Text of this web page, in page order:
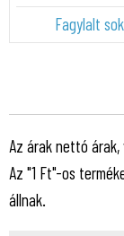
Fagylalt
Az árak nettó
Az "1 Ft"-os
állnak.